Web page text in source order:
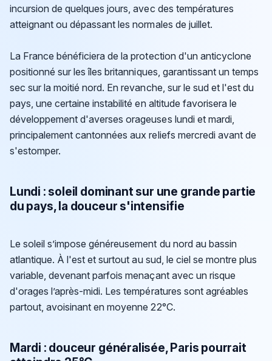
incursion de quelques jours, avec des températures
atteignant ou dépassant les normales de juillet.
La France bénéficiera de la protection d'un anticyclone
positionné sur les îles britanniques, garantissant un temps
sec sur la moitié nord. En revanche, sur le sud et l'est du
pays, une certaine instabilité en altitude favorisera le
développement d'averses orageuses lundi et mardi,
principalement cantonnées aux reliefs mercredi avant de
s'estomper.
Lundi : soleil dominant sur une grande partie
du pays, la douceur s'intensifie
Le soleil s’impose généreusement du nord au bassin
atlantique. À l'est et surtout au sud, le ciel se montre plus
variable, devenant parfois menaçant avec un risque
d'orages l’après-midi. Les températures sont agréables
partout, avoisinant en moyenne 22°C.
Mardi : douceur généralisée, Paris pourrait